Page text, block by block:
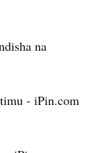
na
- iPin.com